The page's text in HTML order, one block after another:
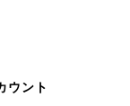
ント